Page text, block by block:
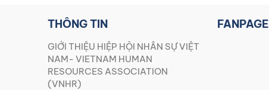
THÔNG TIN
GIỚI THIỆU HIỆP HỘI NHÂN SỰ VIỆT
NAM- VIETNAM HUMAN
RESOURCES ASSOCIATION
(VNHR)
FANPAGE